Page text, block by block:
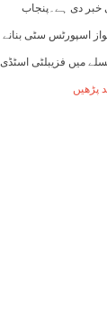
خبر دی ہے۔پنجاب
اسپورٹس سٹی بنانے
میں فزیبلٹی اسٹڈی
پڑھیں